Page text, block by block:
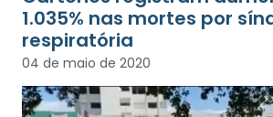
1.035% nas mortes por
respiratória
04 de maio de 2020